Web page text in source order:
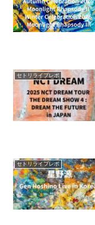
セトリライブレポ
セトリライブレポ